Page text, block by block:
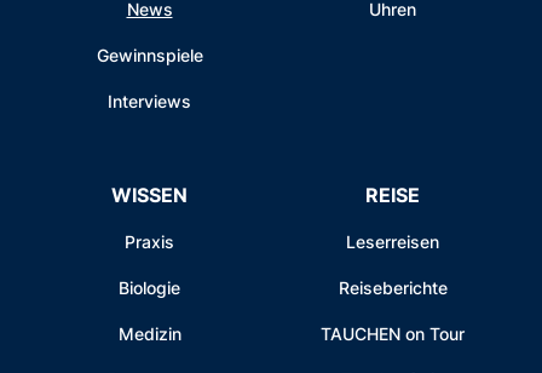
News
Gewinnspiele
Interviews
Uhren
WISSEN
Praxis
Biologie
Medizin
REISE
Leserreisen
Reiseberichte
TAUCHEN on Tour